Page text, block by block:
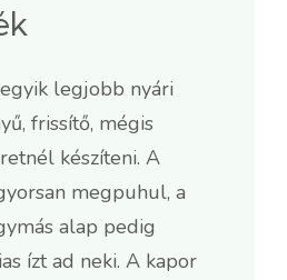
legjobb nyári
frissítő, mégis
készíteni. A
megpuhul, a
alap pedig
ízt ad neki. A kapor